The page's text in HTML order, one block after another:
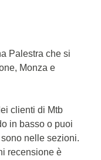
Palestra che si
Monza e
clienti di Mtb
in basso o puoi
nelle sezioni.
recensione è